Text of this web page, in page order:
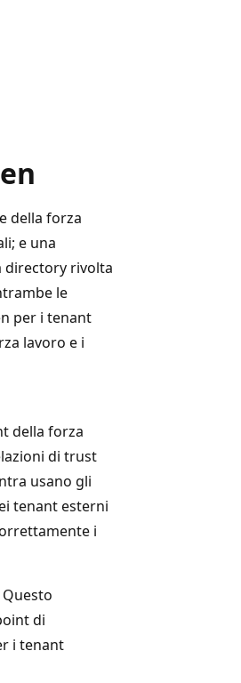
della forza
e una
directory rivolta
le
per i tenant
lavoro e i
della forza
di trust
usano gli
tenant esterni
i
di
i tenant